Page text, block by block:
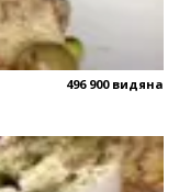
496 900 видяна